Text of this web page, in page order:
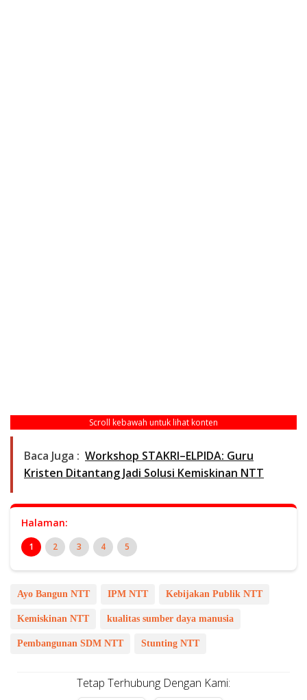
Scroll kebawah untuk lihat konten
Baca Juga : Workshop STAKRI–ELPIDA: Guru
Kristen Ditantang Jadi Solusi Kemiskinan NTT
Halaman:
1 2 3 4 5
Ayo Bangun NTT IPM NTT Kebijakan Publik NTT
Kemiskinan NTT kualitas sumber daya manusia
Pembangunan SDM NTT Stunting NTT
Tetap Terhubung Dengan Kami: